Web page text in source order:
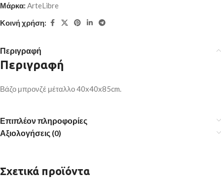
Μάρκα: ArteLibre
Κοινή χρήση:
Περιγραφή
Περιγραφή
Βάζο μπρονζέ μέταλλο 40x40x85cm.
Επιπλέον πληροφορίες
Αξιολογήσεις (0)
Σχετικά προϊόντα